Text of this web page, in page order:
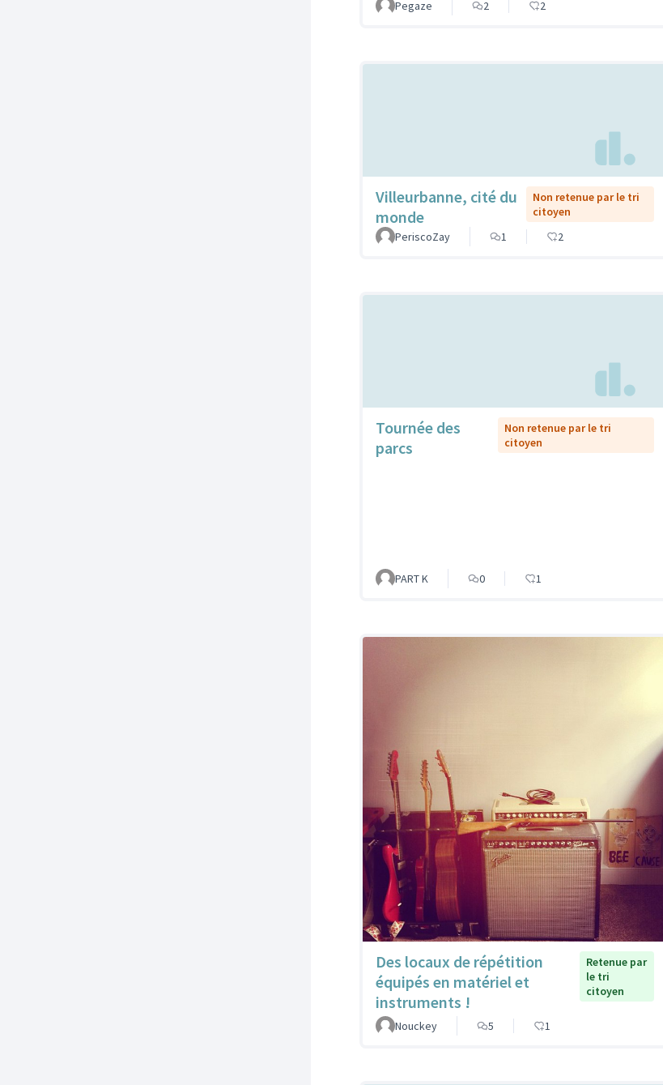
Pegaze 2 2
Villeurbanne, cité du
monde
Non retenue par le tri
citoyen
PeriscoZay
1 2
Tournée des
parcs
Non retenue par le tri
citoyen
PART K 0 1
Des locaux de répétition
équipés en matériel et
instruments !
Retenue par
le tri
citoyen
Nouckey 5 1